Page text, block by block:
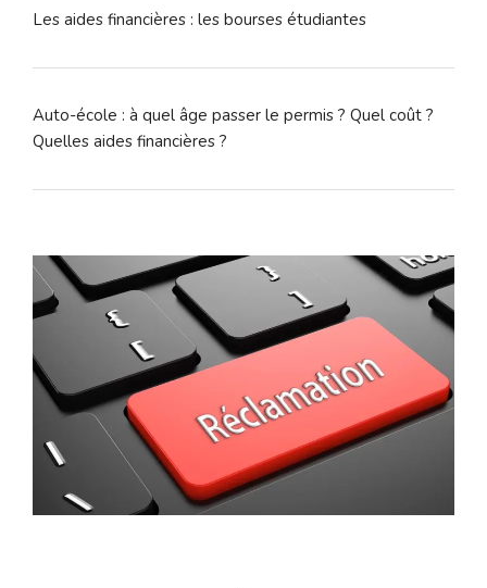
Les aides financières : les bourses étudiantes
Auto-école : à quel âge passer le permis ? Quel coût ?
Quelles aides financières ?